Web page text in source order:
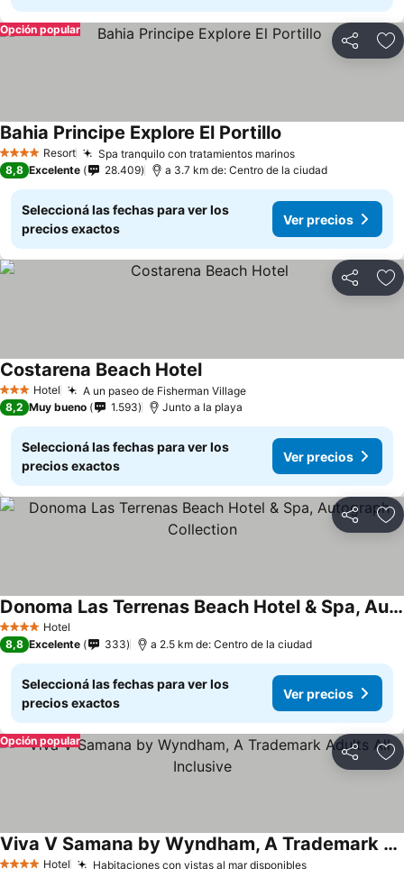
Compartir
Opción popular
4 EstrellasResort Spa tranquilo con tratamientos marinos
Bahia Principe Explore El Portillo
8,8 Excelente 28.409 a 3.7 km de: Centro de la ciudad
Seleccioná las fechas para ver los
precios exactos
Ver precios
Compartir
3 Estrellas
Hotel A un paseo de Fisherman Village
Costarena Beach Hotel
8,2 Muy bueno 1.593 Junto a la playa
Seleccioná las fechas para ver los
precios exactos
Ver precios
Compartir
4 EstrellasHotel
Donoma Las Terrenas Beach Hotel & Spa, Autograph Collection
8,8 Excelente 333 a 2.5 km de: Centro de la ciudad
Seleccioná las fechas para ver los
precios exactos
Ver precios
Compartir
Opción popular
Hotel Habitaciones con vistas al mar disponibles
Viva V Samana by Wyndham, A Trademark Adults All Inclusive